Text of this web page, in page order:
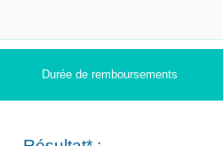
Durée de remboursements